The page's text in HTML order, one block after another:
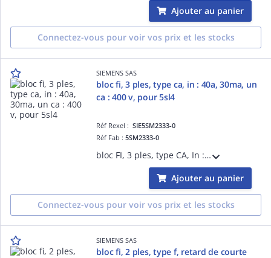
Ajouter au panier
Connectez-vous pour voir vos prix et les stocks
SIEMENS SAS
bloc fi, 3 ples, type ca, in : 40a, 30ma, un
ca : 400 v, pour 5sl4
Réf Rexel :SIE5SM2333-0
Réf Fab :5SM2333-0
bloc FI, 3 ples, type CA, In : 40A, 30mA, Un CA : 400 V, pour 5SL4
Ajouter au panier
Connectez-vous pour voir vos prix et les stocks
SIEMENS SAS
bloc fi, 2 ples, type f, retard de courte